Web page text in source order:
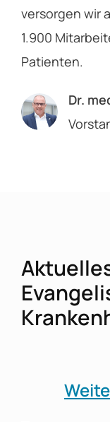
versorgen wir
1.900
Patienten.
Dr.